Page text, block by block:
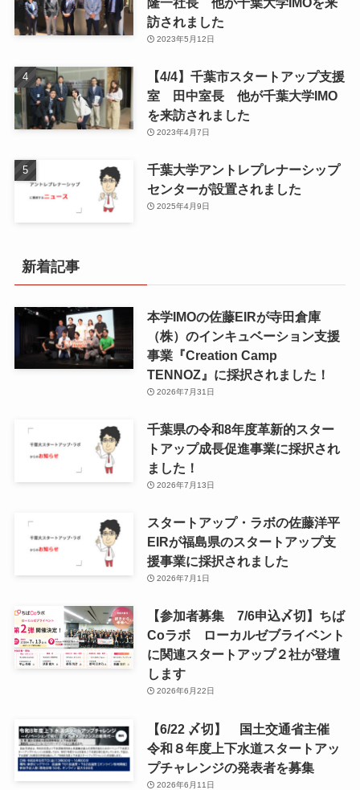
訪されました
2023年5月12日
【4/4】千葉市スタートアップ支援
室 田中室長 他が千葉大学IMO
を来訪されました
2023年4月7日
千葉大学アントレプレナーシップ
センターが設置されました
2025年4月9日
新着記事
本学IMOの佐藤EIRが寺田倉庫
（株）のインキュベーション支援
事業『Creation Camp
TENNOZ』に採択されました！
2026年7月31日
千葉県の令和8年度⾰新的スター
トアップ成⻑促進事業に採択され
ました！
2026年7月13日
スタートアップ・ラボの佐藤洋平
EIRが福島県のスタートアップ支
援事業に採択されました
2026年7月1日
【参加者募集 7/6申込〆切】ちば
Coラボ ローカルゼブライベント
に関連スタートアップ２社が登壇
します
2026年6月22日
【6/22 〆切】 国土交通省主催
令和８年度上下水道スタートアッ
プチャレンジの発表者を募集
2026年6月11日